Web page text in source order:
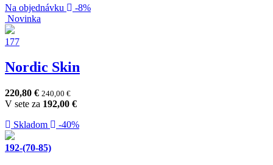
Na objednávku
-8%
Novinka
177
Nordic Skin
220,80 € 240,00 €
V sete za 192,00 €
Skladom
-40%
192-(70-85)